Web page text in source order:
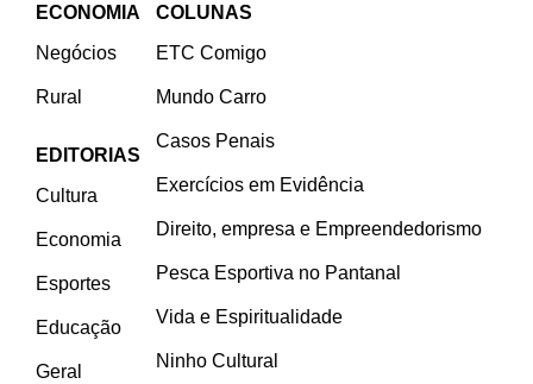
ECONOMIA
Negócios
Rural
EDITORIAS
Cultura
Economia
Esportes
Educação
Geral
COLUNAS
ETC Comigo
Mundo Carro
Casos Penais
Exercícios em Evidência
Direito, empresa e Empreendedorismo
Pesca Esportiva no Pantanal
Vida e Espiritualidade
Ninho Cultural